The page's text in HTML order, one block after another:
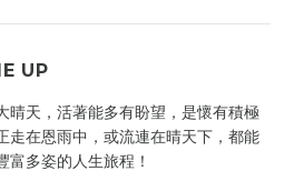
UP
晴天，活著能多有盼望，是懷有積極
走在恩雨中，或流連在晴天下，都能
富多姿的人生旅程！